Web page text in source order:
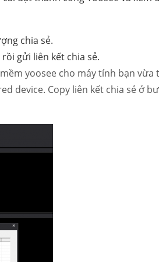
chia sẻ.
gửi liên kết chia sẻ.
yoosee cho máy tính bạn vừa
device. Copy liên kết chia sẻ ở